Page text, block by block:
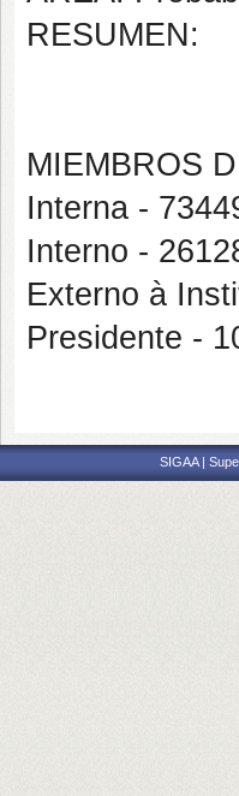
RESUMEN:
MIEMBROS
Interna -
Interno -
Externo à
Presidente -
SIGAA |